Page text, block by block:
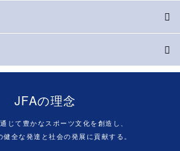
JFAの理念
じて豊かなスポーツ文化を創造し、
健全な発達と社会の発展に貢献する。